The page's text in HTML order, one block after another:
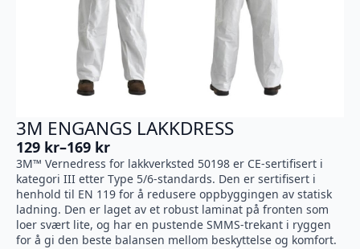
3M ENGANGS LAKKDRESS
129 kr–169 kr
Prisområde:
129 kr
til
169 kr
3M™ Vernedress for lakkverksted 50198 er CE-sertifisert i
kategori III etter Type 5/6-standards. Den er sertifisert i
henhold til EN 119 for å redusere oppbyggingen av statisk
ladning. Den er laget av et robust laminat på fronten som
loer svært lite, og har en pustende SMMS-trekant i ryggen
for å gi den beste balansen mellom beskyttelse og komfort.